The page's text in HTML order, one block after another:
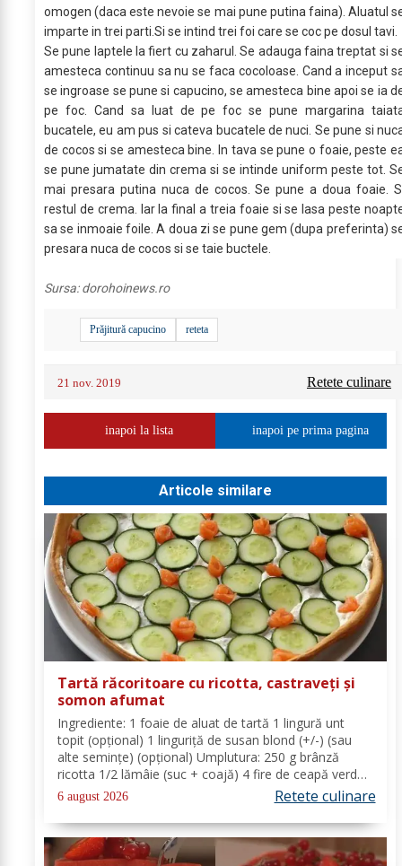
omogen (daca este nevoie se mai pune putina faina). Aluatul
imparte in trei parti.Si se intind trei foi care se coc pe dosul tavi.
Se pune laptele la fiert cu zaharul. Se adauga faina treptat si
amesteca continuu sa nu se faca cocoloase. Cand a inceput
se ingroase se pune si capucino, se amesteca bine apoi se ia
pe foc. Cand sa luat de pe foc se pune margarina
bucatele, eu am pus si cateva bucatele de nuci. Se pune si
de cocos si se amesteca bine. In tava se pune o foaie, peste
se pune jumatate din crema si se intinde uniform peste tot.
mai presara putina nuca de cocos. Se pune a doua foaie.
restul de crema. Iar la final a treia foaie si se lasa peste
sa se inmoaie foile. A doua zi se pune gem (dupa preferinta)
presara nuca de cocos si se taie buctele.
Sursa:dorohoinews.ro
Prăjitură capucino reteta
21 nov. 2019 Retete culinare
inapoi la lista inapoi pe prima pagina
Articole similare
Tartă răcoritoare cu ricotta, castraveți și
somon afumat
Ingrediente: 1 foaie de aluat de tartă 1 lingură unt
topit (opțional) 1 linguriță de susan blond (+/-) (sau
alte semințe) (opțional) Umplutura: 250 g brânză
ricotta 1/2 lămâie (suc + coajă) 4 fire de ceapă verde
(+/-) piper Toppinguri: 1 castravete 80 gr somon
afumat 1 linguriță semințe de susan...
6 august 2026 Retete culinare